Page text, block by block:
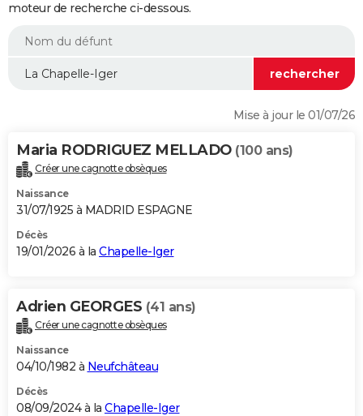
Mobiles
Meilleur smartphone
Internet
Ordinateurs
Jeux vidéo
Guide high-tech
+BRICOLAGE
Forum
Aménagement intérieur
Extérieur
Cuisine
Salle de bains
Jardinage
Rangement
WEEK-END
Guides de France
Escapades
Patrimoine
Expositions
Musées
Week-end nature
LIFESTYLE
Alimentation
Guide de la santé
Maladies
Médicaments
Sommeil
VOYAGE
Destinations
City break
Voyage nature
Voyage de noces
Forum
Climat
+PHOTO
GUIDES D'ACHAT
BONS PLANS
Carte de Noël
Carte Bonne année
Carte Saint-Valentin
Carte Pâques
Carte d'anniversaire
DICTIONNAIRE
PROGRAMME TV
COPAINS D'AVANT
S'inscrire
Se connecter
Lycées
Collèges
Primaires
Universités
Entreprises
Service militaire
Avis de recherche
AVIS DE DÉCÈS
moteur de recherche ci-dessous.
Mise à jour le 01/07/26
Maria RODRIGUEZ MELLADO (100 ans)
Créer une cagnotte obsèques
Naissance
31/07/1925 à MADRID ESPAGNE
Décès
19/01/2026 à la Chapelle-Iger
Adrien GEORGES (41 ans)
Créer une cagnotte obsèques
Naissance
04/10/1982 à Neufchâteau
Décès
08/09/2024 à la Chapelle-Iger